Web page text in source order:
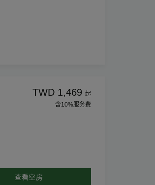
TWD 1,469 起
含10%服务费
查看空房